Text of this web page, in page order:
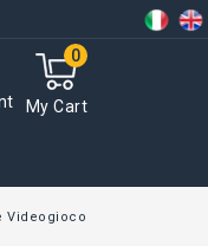
My Cart
0
Videogioco